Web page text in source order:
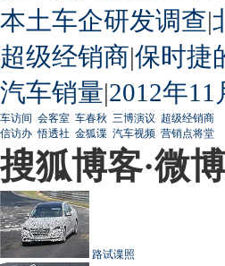
本土车企研发调查|
超级经销商|保时捷
汽车销量|2012年
车访间 会客室 车春秋 三博演议 超级经销商
信访办 悟透社 金狐谍 汽车视频 营销点将堂
搜狐博客·微博
路试谍照